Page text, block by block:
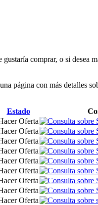
comprar, o si
página con más detalles
Estado
Oferta
Oferta
Oferta
Oferta
Oferta
Oferta
Oferta
Oferta
Oferta